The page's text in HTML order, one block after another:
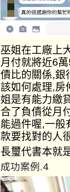
巫姐在工廠上
月付就將近6
債比的關係,銀
該如何處理,房
姐是有能力繳
合了負債從月
能過件喔,一般
款要找對的人
長璽代書本就
成功案例.4